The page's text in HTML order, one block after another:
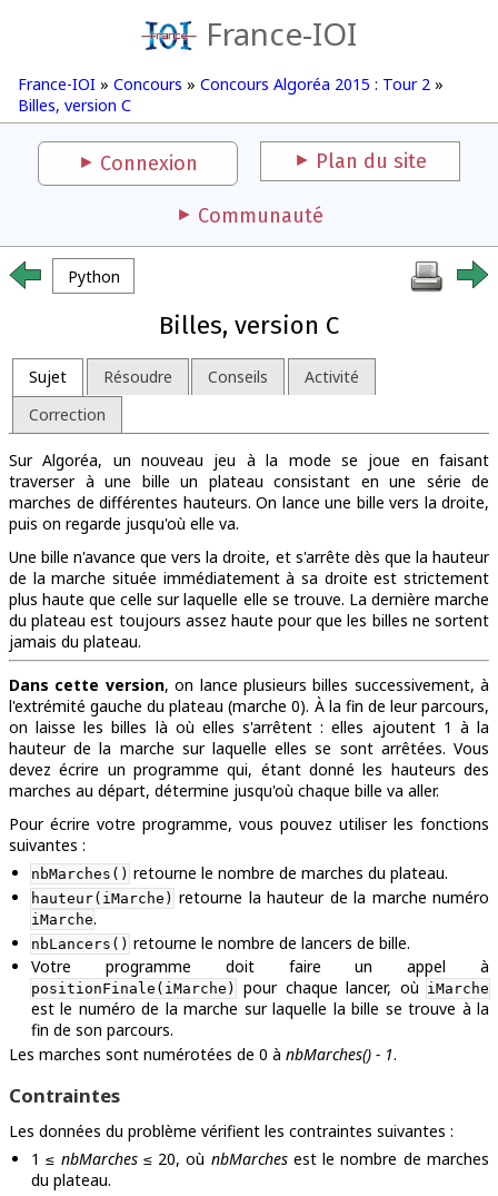
France-IOI
France-IOI » Concours » Concours Algoréa 2015 : Tour 2 »
Billes, version C
Connexion Plan du site
Communauté
Python
Billes, version C
Sujet Résoudre Conseils
Activité
Correction
Sur Algoréa, un nouveau jeu à la mode se joue en faisant
traverser à une bille un plateau consistant en une série de
marches de différentes hauteurs. On lance une bille vers la droite,
puis on regarde jusqu'où elle va.
Une bille n'avance que vers la droite, et s'arrête dès que la hauteur
de la marche située immédiatement à sa droite est strictement
plus haute que celle sur laquelle elle se trouve. La dernière marche
du plateau est toujours assez haute pour que les billes ne sortent
jamais du plateau.
Dans cette version, on lance plusieurs billes successivement, à
l'extrémité gauche du plateau (marche 0). À la fin de leur parcours,
on laisse les billes là où elles s'arrêtent : elles ajoutent 1 à la
hauteur de la marche sur laquelle elles se sont arrêtées. Vous
devez écrire un programme qui, étant donné les hauteurs des
marches au départ, détermine jusqu'où chaque bille va aller.
Pour écrire votre programme, vous pouvez utiliser les fonctions
suivantes :
nbMarches() retourne le nombre de marches du plateau.
hauteur(iMarche) retourne la hauteur de la marche numéro
iMarche.
nbLancers() retourne le nombre de lancers de bille.
Votre programme doit faire un appel à
positionFinale(iMarche) pour chaque lancer, où iMarche
est le numéro de la marche sur laquelle la bille se trouve à la
fin de son parcours.
Les marches sont numérotées de 0 à nbMarches() - 1.
Contraintes
Les données du problème vérifient les contraintes suivantes :
1 ≤ nbMarches≤ 20, où nbMarchesest le nombre de marches
du plateau.